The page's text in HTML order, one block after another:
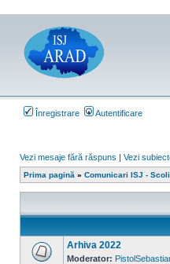
Înregistrare Autentificare
Vezi mesaje fără răspuns | Vezi
Prima pagină » Comunicari ISJ -
Arhiva 2022
Moderator: